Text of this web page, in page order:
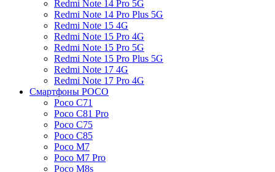
Redmi Note 14 Pro 5G
Redmi Note 14 Pro Plus 5G
Redmi Note 15 4G
Redmi Note 15 Pro 4G
Redmi Note 15 Pro 5G
Redmi Note 15 Pro Plus 5G
Redmi Note 17 4G
Redmi Note 17 Pro 4G
Смартфоны POCO
Poco C71
Poco C81 Pro
Poco C75
Poco C85
Poco M7
Poco M7 Pro
Poco M8s